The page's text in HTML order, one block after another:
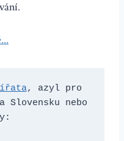
, azyl pro
Slovensku nebo